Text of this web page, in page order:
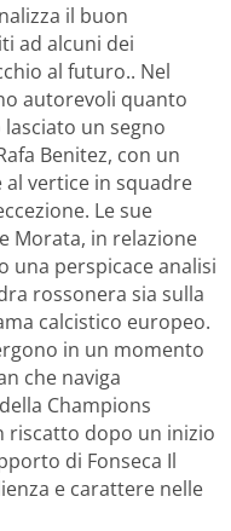
il buon
ad alcuni dei
al futuro.. Nel
autorevoli quanto
un segno
Benitez, con un
vertice in squadre
Le sue
Morata, in relazione
una perspicace analisi
rossonera sia sulla
calcistico europeo.
in un momento
che naviga
Champions
riscatto dopo un inizio
di Fonseca Il
e carattere nelle